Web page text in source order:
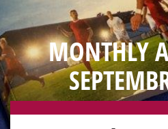
MONTHLY